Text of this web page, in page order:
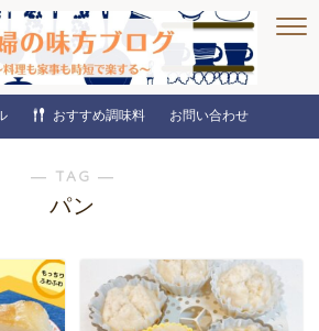
おすすめ調味料 お問い合わせ
― TAG ―
パン